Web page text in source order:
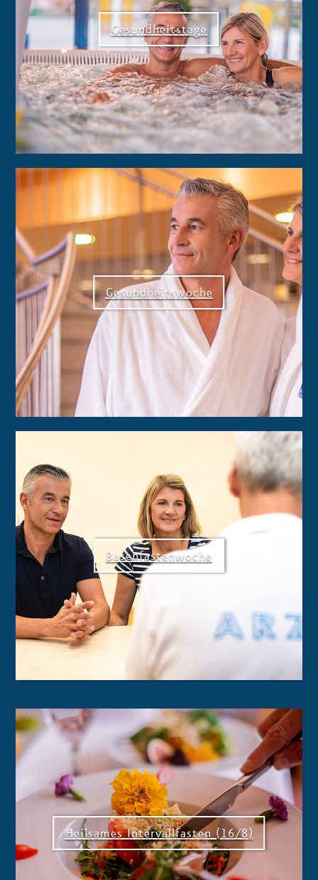
Gesundheitstage
Gesundheitswoche
Basenfastenwoche
Heilsames Intervallfasten (16/8)